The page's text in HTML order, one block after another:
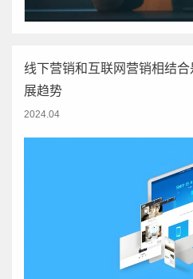
线下营销和互联网营销相结
展趋势
2024.04